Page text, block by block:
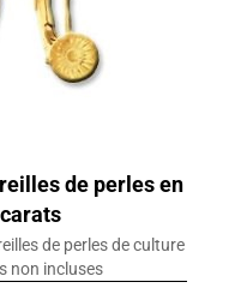
de perles en
de perles de culture
non incluses